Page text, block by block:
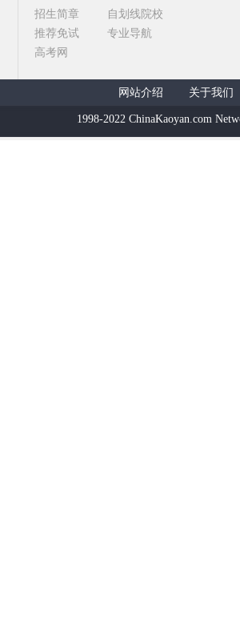
招生简章
推荐免试
高考网
自划线院校
专业导航
网站介绍 关于我们
1998-2022 ChinaKaoyan.com